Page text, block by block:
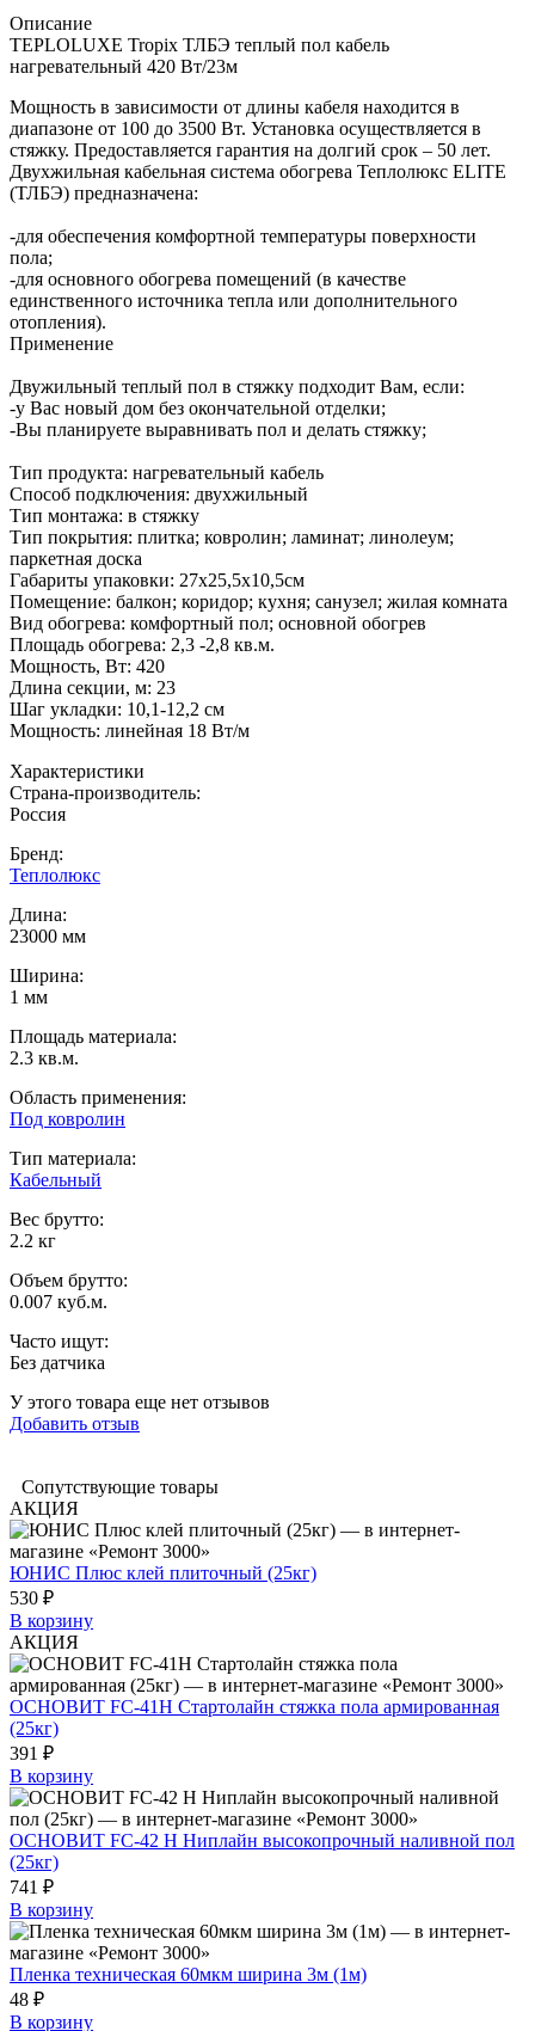
Описание
TEPLOLUXE Tropix ТЛБЭ теплый пол кабель
нагревательный 420 Вт/23м
Мощность в зависимости от длины кабеля находится в
диапазоне от 100 до 3500 Вт. Установка осуществляется в
стяжку. Предоставляется гарантия на долгий срок – 50 лет.
Двухжильная кабельная система обогрева Теплолюкс ELITE
(ТЛБЭ) предназначена:
-для обеспечения комфортной температуры поверхности
пола;
-для основного обогрева помещений (в качестве
единственного источника тепла или дополнительного
отопления).
Применение
Двужильный теплый пол в стяжку подходит Вам, если:
-у Вас новый дом без окончательной отделки;
-Вы планируете выравнивать пол и делать стяжку;
Тип продукта: нагревательный кабель
Способ подключения: двухжильный
Тип монтажа: в стяжку
Тип покрытия: плитка; ковролин; ламинат; линолеум;
паркетная доска
Габариты упаковки: 27х25,5х10,5см
Помещение: балкон; коридор; кухня; санузел; жилая комната
Вид обогрева: комфортный пол; основной обогрев
Площадь обогрева: 2,3 -2,8 кв.м.
Мощность, Вт: 420
Длина секции, м: 23
Шаг укладки: 10,1-12,2 см
Мощность: линейная 18 Вт/м
Характеристики
Страна-производитель:
Россия
Бренд:
Теплолюкс
Длина:
23000 мм
Ширина:
1 мм
Площадь материала:
2.3 кв.м.
Область применения:
Под ковролин
Тип материала:
Кабельный
Вес брутто:
2.2 кг
Объем брутто:
0.007 куб.м.
Часто ищут:
Без датчика
У этого товара еще нет отзывов
Добавить отзыв
Сопутствующие товары
АКЦИЯ
ЮНИС Плюс клей плиточный (25кг)
530 ₽
В корзину
АКЦИЯ
ОСНОВИТ FC-41H Стартолайн стяжка пола армированная
(25кг)
391 ₽
В корзину
ОСНОВИТ FC-42 Н Ниплайн высокопрочный наливной пол
(25кг)
741 ₽
В корзину
Пленка техническая 60мкм ширина 3м (1м)
48 ₽
В корзину